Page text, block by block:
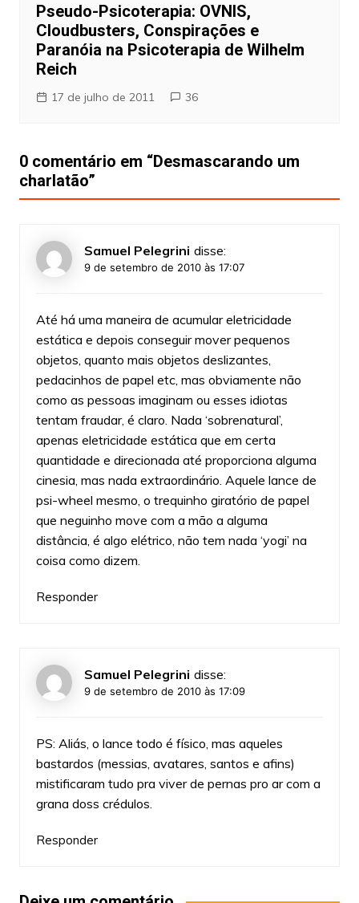
Pseudo-Psicoterapia: OVNIS,
Cloudbusters, Conspirações e
Paranóia na Psicoterapia de Wilhelm
Reich
17 de julho de 2011 36
0 comentário em “Desmascarando um
charlatão”
Samuel Pelegrini disse:
9 de setembro de 2010 às 17:07
Até há uma maneira de acumular eletricidade
estática e depois conseguir mover pequenos
objetos, quanto mais objetos deslizantes,
pedacinhos de papel etc, mas obviamente não
como as pessoas imaginam ou esses idiotas
tentam fraudar, é claro. Nada ‘sobrenatural’,
apenas eletricidade estática que em certa
quantidade e direcionada até proporciona alguma
cinesia, mas nada extraordinário. Aquele lance de
psi-wheel mesmo, o trequinho giratório de papel
que neguinho move com a mão a alguma
distância, é algo elétrico, não tem nada ‘yogi’ na
coisa como dizem.
Responder
Samuel Pelegrini disse:
9 de setembro de 2010 às 17:09
PS: Aliás, o lance todo é físico, mas aqueles
bastardos (messias, avatares, santos e afins)
mistificaram tudo pra viver de pernas pro ar com a
grana doss crédulos.
Responder